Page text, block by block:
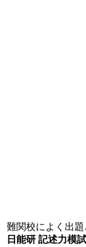
難関校によく出
日能研 記述力模試